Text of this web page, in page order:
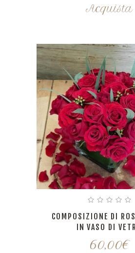
Acquista
COMPOSIZIONE DI
IN VASO DI
60,00€